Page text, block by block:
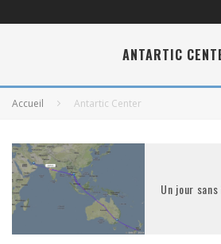
ANTARTIC
Accueil Antartic Center
Un jour